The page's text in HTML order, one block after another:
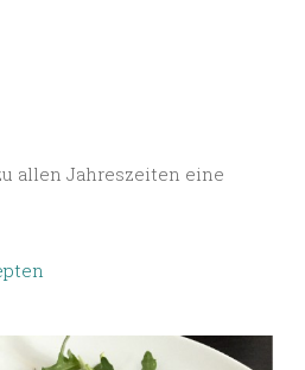
allen Jahreszeiten eine